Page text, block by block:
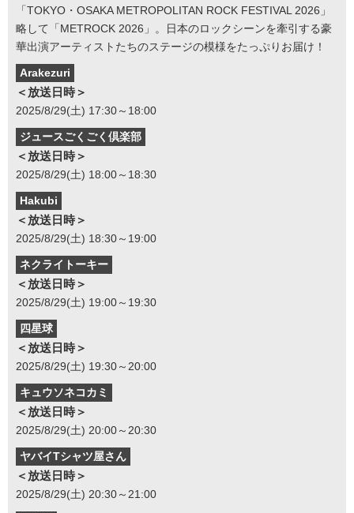
「TOKYO・OSAKA METROPOLITAN ROCK FESTIVAL 2026」
略して「METROCK 2026」。日本のロックシーンを牽引する豪
華出演アーティストたちのステージの模様をたっぷりお届け！
Arakezuri
＜放送日時＞
2025/8/29(土) 17:30～18:00
ジュースごくごく倶楽部
＜放送日時＞
2025/8/29(土) 18:00～18:30
Hakubi
＜放送日時＞
2025/8/29(土) 18:30～19:00
ネクライトーキー
＜放送日時＞
2025/8/29(土) 19:00～19:30
四星球
＜放送日時＞
2025/8/29(土) 19:30～20:00
キュウソネコカミ
＜放送日時＞
2025/8/29(土) 20:00～20:30
ヤバイTシャツ屋さん
＜放送日時＞
2025/8/29(土) 20:30～21:00